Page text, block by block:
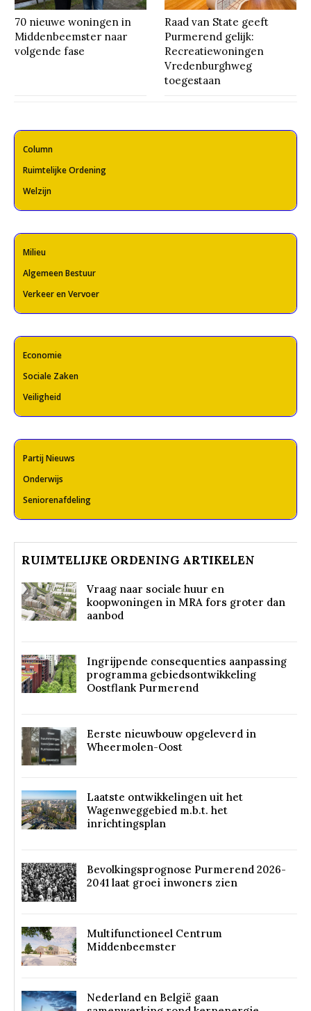
70 nieuwe woningen in
Middenbeemster naar
volgende fase
Raad van State geeft
Purmerend gelijk:
Recreatiewoningen
Vredenburghweg
toegestaan
Column
Ruimtelijke Ordening
Welzijn
Milieu
Algemeen Bestuur
Verkeer en Vervoer
Economie
Sociale Zaken
Veiligheid
Partij Nieuws
Onderwijs
Seniorenafdeling
RUIMTELIJKE ORDENING ARTIKELEN
Vraag naar sociale huur en
koopwoningen in MRA fors groter dan
aanbod
Ingrijpende consequenties aanpassing
programma gebiedsontwikkeling
Oostflank Purmerend
Eerste nieuwbouw opgeleverd in
Wheermolen-Oost
Laatste ontwikkelingen uit het
Wagenweggebied m.b.t. het
inrichtingsplan
Bevolkingsprognose Purmerend 2026-
2041 laat groei inwoners zien
Multifunctioneel Centrum
Middenbeemster
Nederland en België gaan